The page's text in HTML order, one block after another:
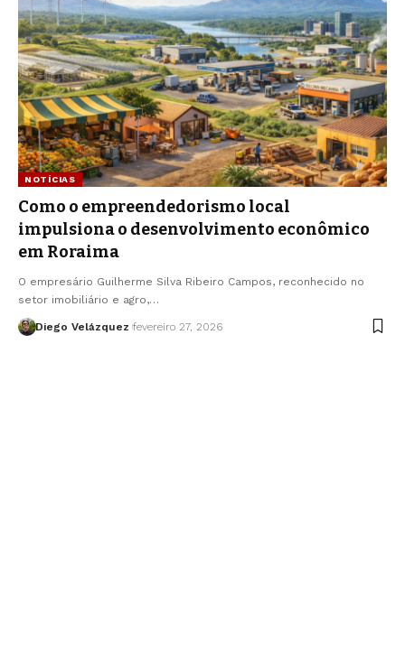
NOTÍCIAS
Como o empreendedorismo local
impulsiona o desenvolvimento econômico
em Roraima
O empresário Guilherme Silva Ribeiro Campos, reconhecido no
setor imobiliário e agro,…
Diego Velázquez fevereiro 27, 2026